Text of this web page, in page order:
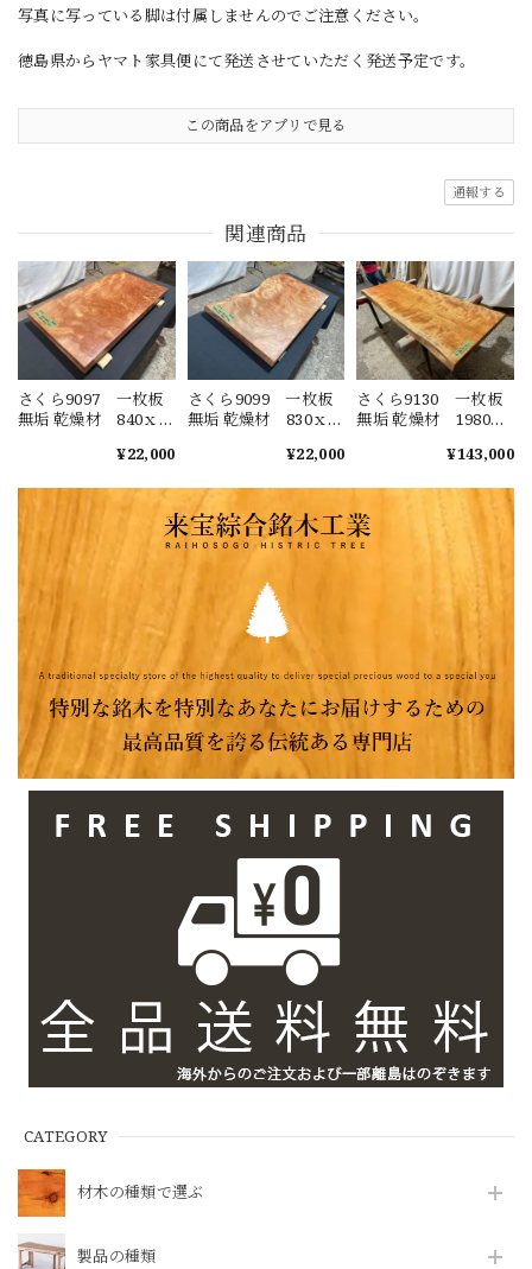
CATEGORY
材木の種類で選ぶ
製品の種類
写真に写っている脚は付属しませんのでご注意ください。
徳島県からヤマト家具便にて発送させていただく発送予定です。
この商品をアプリで見る
通報する
関連商品
さくら9097 一枚板
無垢 乾燥材 840ｘ
ウンター テーブ
窓台 桜 チェリ
¥22,000
さくら9099 一枚板
無垢 乾燥材 830ｘ
カウンター テーブ
窓台 桜 チェリ
ー
¥22,000
さくら9130 一枚板
無垢 乾燥材 1980ｘ
ウンター センター
¥143,000